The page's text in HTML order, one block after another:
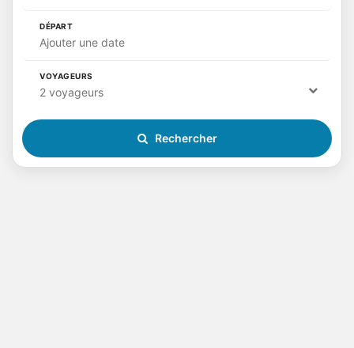
DÉPART
Ajouter une date
VOYAGEURS
2 voyageurs
Rechercher